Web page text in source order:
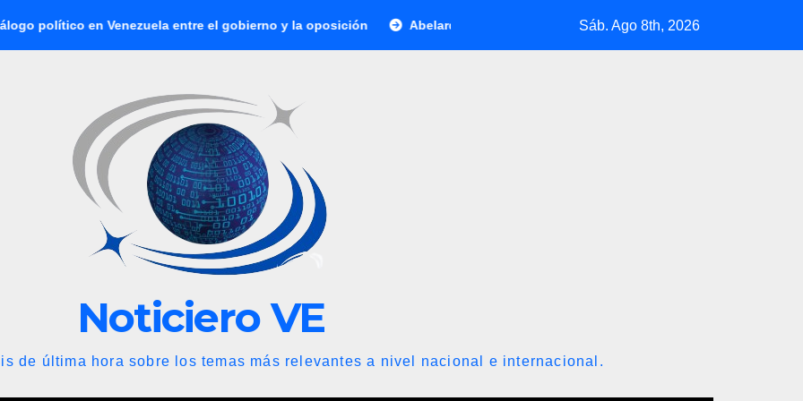
Venezuela entre el gobierno y la oposición Abelardo de la Espriella jura como presidente de Colombia para el periodo
Sáb. Ago 8th, 2026
Noticiero VE
de última hora sobre los temas más relevantes a nivel nacional e internacional.